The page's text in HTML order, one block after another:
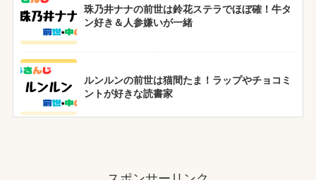
珠乃井ナナの前世は鈴花ステラでほぼ確！牛タ
ン好き＆人参嫌いが一緒
ルンルンの前世は猫間たま！ラップやチョコミ
ントが好きな読書家